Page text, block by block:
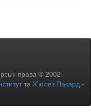
права © 2002-
та Х’юлет Пакард -